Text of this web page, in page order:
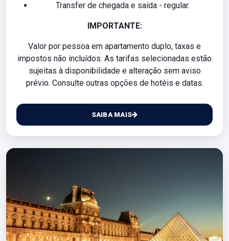
Transfer de chegada e saída - regular.
IMPORTANTE:
Valor por pessoa em apartamento duplo, taxas e
impostos não incluídos. As tarifas selecionadas estão
sujeitas à disponibilidade e alteração sem aviso
prévio. Consulte outras opções de hotéis e datas.
SAIBA MAIS